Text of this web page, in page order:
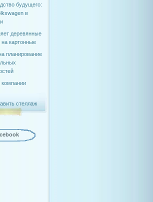
будущего:
в
деревянные
картонные
планирование
компании
стеллаж